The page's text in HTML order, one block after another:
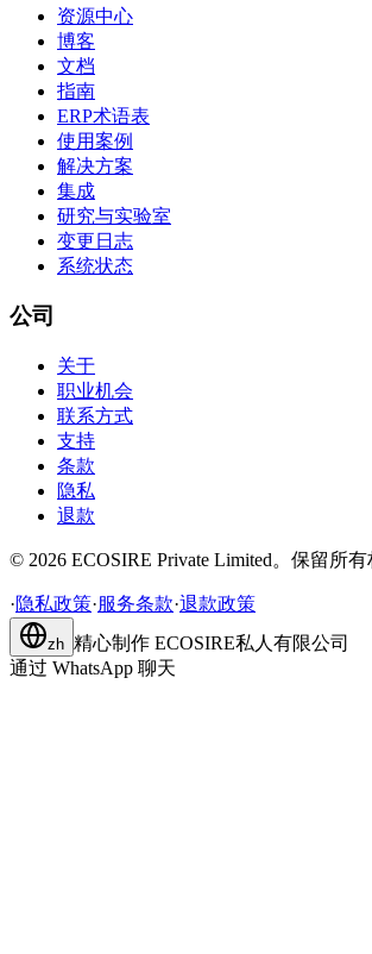
资源中心
博客
文档
指南
ERP术语表
使用案例
解决方案
集成
研究与实验室
变更日志
系统状态
公司
关于
职业机会
联系方式
支持
条款
隐私
退款
© 2026 ECOSIRE Private Limited。保留所有
·隐私政策·服务条款·退款政策
zh 精心制作 ECOSIRE私人有限公司
通过 WhatsApp 聊天